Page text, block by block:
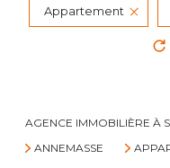
Appartement
AGENCE IMMOBILIÈRE À
ANNEMASSE